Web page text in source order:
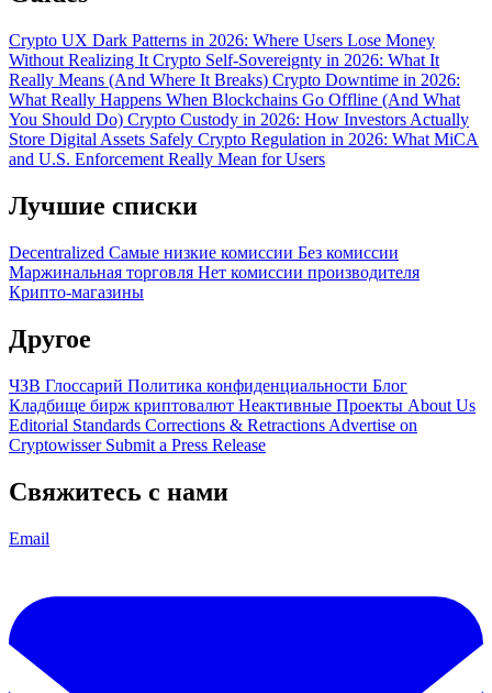
Crypto UX Dark Patterns in 2026: Where Users Lose Money
Without Realizing It Crypto Self-Sovereignty in 2026: What It
Really Means (And Where It Breaks) Crypto Downtime in 2026:
What Really Happens When Blockchains Go Offline (And What
You Should Do) Crypto Custody in 2026: How Investors Actually
Store Digital Assets Safely Crypto Regulation in 2026: What MiCA
and U.S. Enforcement Really Mean for Users
Лучшие списки
Decentralized Самые низкие комиссии Без комиссии
Маржинальная торговля Нет комиссии производителя
Крипто-магазины
Другое
ЧЗВ Глоссарий Политика конфиденциальности Блог
Кладбище бирж криптовалют Неактивные Проекты About Us
Editorial Standards Corrections & Retractions Advertise on
Cryptowisser Submit a Press Release
Свяжитесь с нами
Email